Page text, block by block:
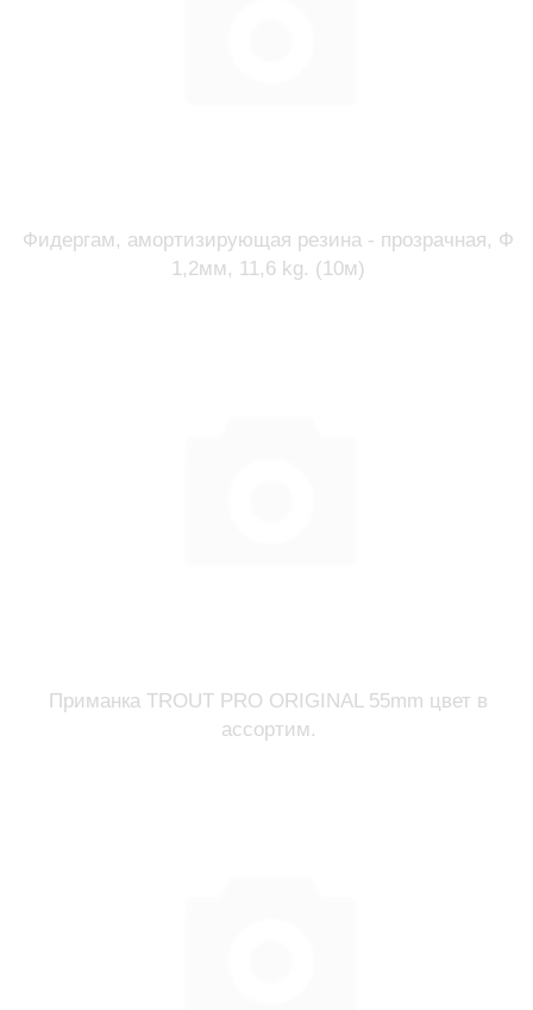
Фидергам, амортизирующая резина - прозрачная, Ф
1,2мм, 11,6 kg. (10м)
Приманка TROUT PRO ORIGINAL 55mm цвет в
ассортим.